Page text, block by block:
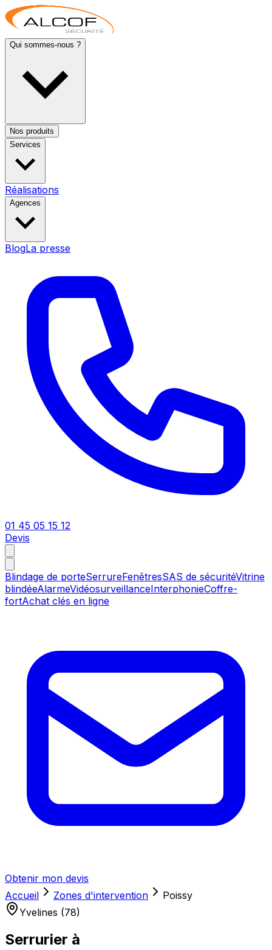
Qui sommes-nous ?
Nos produits
Services
Réalisations
Agences
BlogLa presse
01 45 05 15 12
Devis
Blindage de porteSerrureFenêtresSAS de sécuritéVitrine
blindéeAlarmeVidéosurveillanceInterphonieCoffre-
fortAchat clés en ligne
Obtenir mon devis
Accueil
Zones d'intervention
Poissy
Yvelines (78)
Serrurier à